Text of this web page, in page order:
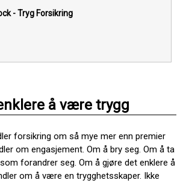
- Tryg Forsikring
å være trygg
forsikring om så mye mer enn premier
om engasjement. Om å bry seg. Om å ta
forandrer seg. Om å gjøre det enklere å
om å være en trygghetsskaper. Ikke